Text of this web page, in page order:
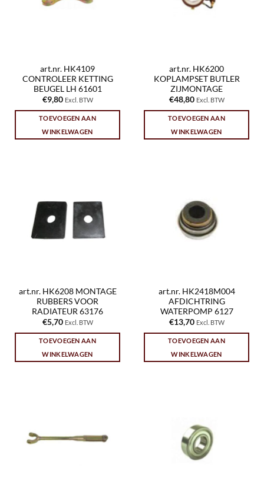
art.nr. HK4109
CONTROLEER KETTING
BEUGEL LH 61601
€9,80 Excl. BTW
TOEVOEGEN AAN
WINKELWAGEN
art.nr. HK6200
KOPLAMPSET BUTLER
ZIJMONTAGE
€48,80 Excl. BTW
TOEVOEGEN AAN
WINKELWAGEN
art.nr. HK6208 MONTAGE
RUBBERS VOOR
RADIATEUR 63176
€5,70 Excl. BTW
TOEVOEGEN AAN
WINKELWAGEN
art.nr. HK2418M004
AFDICHTRING
WATERPOMP 6127
€13,70 Excl. BTW
TOEVOEGEN AAN
WINKELWAGEN